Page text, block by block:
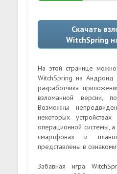
Скачать
WitchSpring
На этой странице
WitchSpring на Андроид
разработчика
взломанной версии,
Возможны
некоторых
операционной системы,
смартфонах и
представлены в
Забавная игра